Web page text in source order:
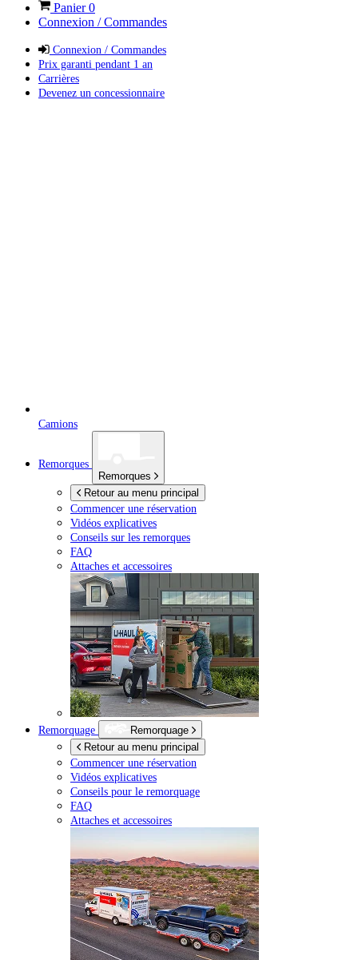
Panier0
Connexion / Commandes
Connexion / Commandes
Prix garanti pendant 1 an
Carrières
Devenez un concessionnaire
Camions
Remorques
Remorques
Retour au menu principal
Commencer une réservation
Vidéos explicatives
Conseils sur les remorques
FAQ
Attaches et accessoires
Remorquage
Remorquage
Retour au menu principal
Commencer une réservation
Vidéos explicatives
Conseils pour le remorquage
FAQ
Attaches et accessoires